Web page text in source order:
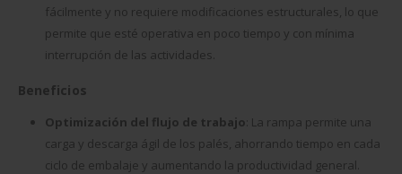
fácilmente y no requiere modificaciones estructurales, lo que
permite que esté operativa en poco tiempo y con mínima
interrupción de las actividades.
Beneficios
Optimización del flujo de trabajo : La rampa permite una
carga y descarga ágil de los palés, ahorrando tiempo en cada
ciclo de embalaje y aumentando la productividad general.